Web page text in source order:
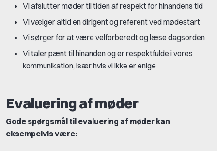
Vi afslutter møder til tiden af respekt for hinandens tid
Vi vælger altid en dirigent og referent ved mødestart
Vi sørger for at være velforberedt og læse dagsorden
Vi taler pænt til hinanden og er respektfulde i vores
kommunikation, især hvis vi ikke er enige
Evaluering af møder
Gode spørgsmål til evaluering af møder kan
eksempelvis være: